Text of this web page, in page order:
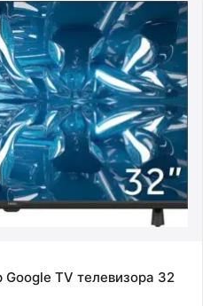
Google TV телевизора 32